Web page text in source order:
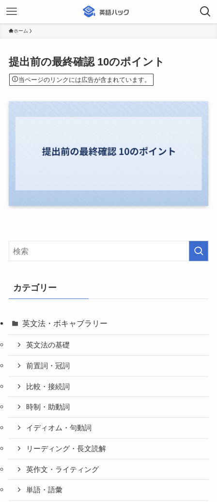
ホーム
提出前の最終確認 10のポイント
当ページのリンクには広告が含まれています。
カテゴリー
英文法・ボキャブラリー
英文法の基礎
前置詞・冠詞
比較・接続詞
時制・助動詞
イディオム・句動詞
リーディング・長文読解
英作文・ライティング
単語・語彙